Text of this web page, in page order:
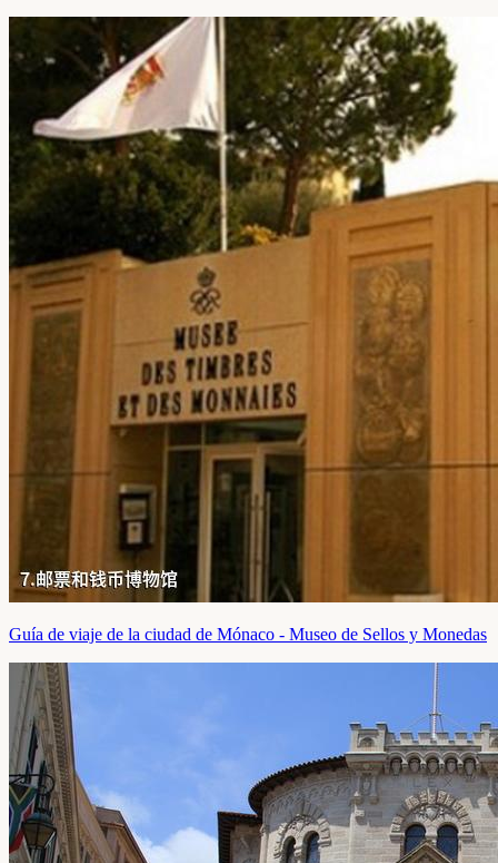
Guía de viaje de la ciudad de Mónaco - Museo de Sellos y Monedas